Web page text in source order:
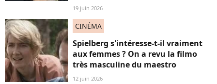
19 juin 2026
CINÉMA
Spielberg s'intéresse-t-il vraiment
aux femmes ? On a revu la filmo
très masculine du maestro
12 juin 2026